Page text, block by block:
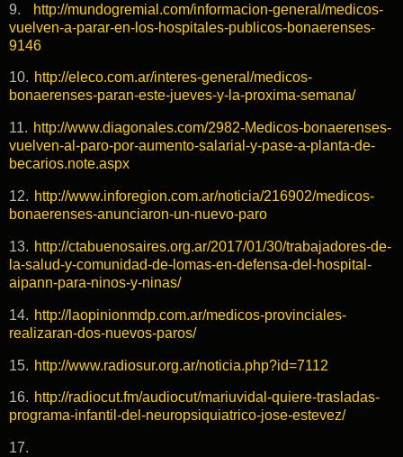
9.
http://mundogremial.com/informacion-general/medicos-
vuelven-a-parar-en-los-hospitales-publicos-bonaerenses-
9146
10. http://eleco.com.ar/interes-general/medicos-
bonaerenses-paran-este-jueves-y-la-proxima-semana/
11. http://www.diagonales.com/2982-Medicos-bonaerenses-
vuelven-al-paro-por-aumento-salarial-y-pase-a-planta-de-
becarios.note.aspx
12. http://www.inforegion.com.ar/noticia/216902/medicos-
bonaerenses-anunciaron-un-nuevo-paro
13. http://ctabuenosaires.org.ar/2017/01/30/trabajadores-de-
la-salud-y-comunidad-de-lomas-en-defensa-del-hospital-
aipann-para-ninos-y-ninas/
14. http://laopinionmdp.com.ar/medicos-provinciales-
realizaran-dos-nuevos-paros/
15. http://www.radiosur.org.ar/noticia.php?id=7112
16. http://radiocut.fm/audiocut/mariuvidal-quiere-trasladas-
programa-infantil-del-neuropsiquiatrico-jose-estevez/
17.